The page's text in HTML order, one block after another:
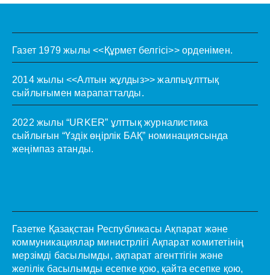
Газет 1979 жылы <<Құрмет белгісі>> орденімен.
2014 жылы <<Алтын жұлдыз>> жалпыұлттық
сыйлығымен марапатталды.
2022 жылы “URKER” ұлттық журналистика
сыйлығын “Үздік өңірлік БАҚ” номинациясында
жеңімпаз атанды.
Газетке Қазақстан Республикасы Ақпарат және
коммуникациялар министрлігі Ақпарат комитетінің
мерзімді басылымды, ақпарат агенттігін және
желілік басылымды есепке қою, қайта есепке қою,